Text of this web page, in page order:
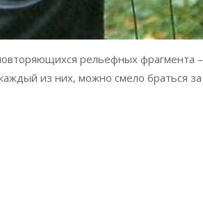
рельефных фрагмента –
из них, можно смело браться за